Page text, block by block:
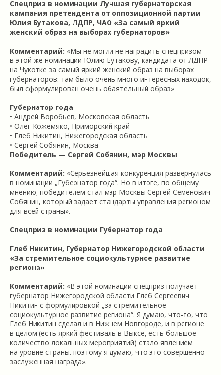
Спецприз в номинации Лучшая губернаторская
кампания претендента от оппозиционной партии
Юлия Бутакова, ЛДПР, ЧАО «За самый яркий
женский образ на выборах губернаторов»
Комментарий: «Мы не могли не наградить спецпризом
в этой же номинации Юлию Бутакову, кандидата от ЛДПР
на Чукотке за самый яркий женский образ на выборах
губернаторов: там было очень много интересных находок,
был сформулирован очень обаятельный образ»
Губернатор года
• Андрей Воробьев, Московская область
• Олег Кожемяко, Приморский край
• Глеб Никитин, Нижегородская область
• Сергей Собянин, Москва
Победитель — Сергей Собянин, мэр Москвы
Комментарий: «Серьезнейшая конкуренция развернулась
в номинации „Губернатор года“. Но в итоге, по общему
мнению, победителем стал мэр Москвы Сергей Семенович
Собянин, который задает стандарты управления регионом
для всей страны».
Спецприз в номинации Губернатор года
Глеб Никитин, Губернатор Нижегородской области
«За стремительное социокультурное развитие
региона»
Комментарий: «В этой номинации спецприз получает
губернатор Нижегородской области Глеб Сергеевич
Никитин с формулировкой „за стремительное
социокультурное развитие региона“. Я думаю, что-то, что
Глеб Никитин сделал и в Нижнем Новгороде, и в регионе
в целом (есть яркий фестиваль в Выксе, есть большое
количество локальных мероприятий) стало явлением
на уровне страны. поэтому я думаю, что это совершенно
заслуженная награда».